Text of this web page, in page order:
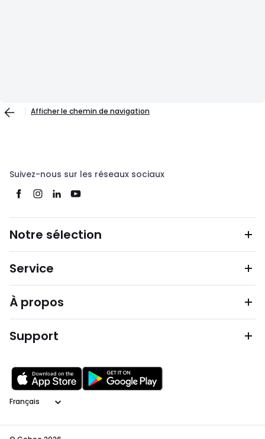
Afficher le chemin de navigation
Suivez-nous sur les réseaux sociaux
Notre sélection
Service
À propos
Support
Langage